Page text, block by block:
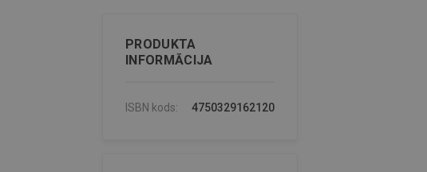
PRODUKTA
INFORMĀCIJA
ISBN kods: 4750329162120